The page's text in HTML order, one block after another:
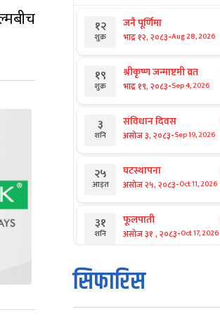
१२
शुक्र
जनै पूर्णिमा
भाद्र १२, २०८३-Aug 28, 2026
१९
शुक्र
श्रीकृष्ण जन्माष्टमी व्रत
भाद्र १९, २०८३-Sep 4, 2026
३
शनि
संविधान दिवस
असोज ३, २०८३-Sep 19, 2026
२५
आइत
घटस्थापना
असोज २५, २०८३-Oct 11, 2026
३१
शनि
फूलपाती
असोज ३१ , २०८३-Oct 17, 2026
१
आइत
कार्तिक सङ्क्रान्ति
कार्तिक १, २०८३
सिफारिस